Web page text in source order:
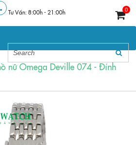
Tư Vấn: 8:00h - 21:00h 0
nữ Omega Deville 074 - Đính